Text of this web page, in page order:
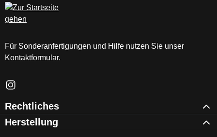
Für Sonderanfertigungen und Hilfe nutzen Sie unser
Kontaktformular.
Schau auf Instagram vorbei – öffnet in neuem Tab (externer
Rechtliches
Herstellung